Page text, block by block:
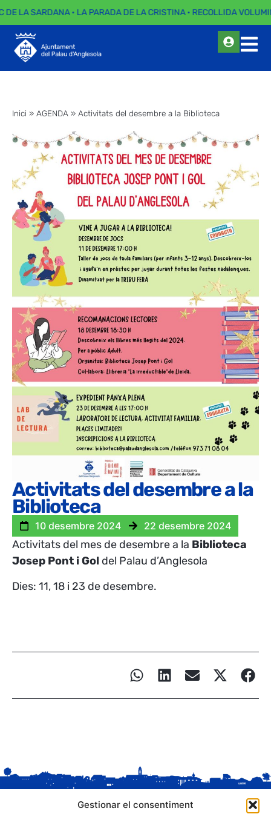
Gestionar el consentiment
DE LA SARDANA · LA PARADA DE LA CRISTINA · RECOLLIDA
Inici » AGENDA » Activitats del desembre a la Biblioteca
Activitats del desembre a la
Biblioteca
10 desembre 2024 22 desembre 2024
Activitats del mes de desembre a la Biblioteca
Josep Pont i Gol del Palau d’Anglesola
Dies: 11, 18 i 23 de desembre.